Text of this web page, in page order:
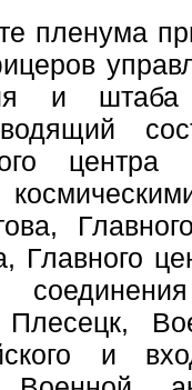
пленума
и штаба
Главного
и